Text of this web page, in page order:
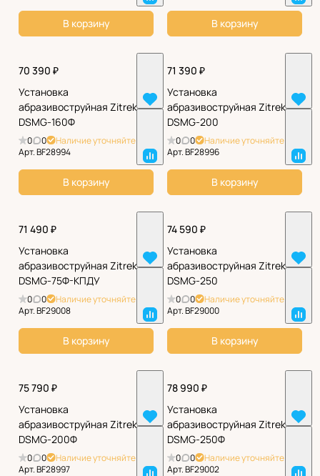
В корзину В корзину
70 390 ₽
Установка
абразивоструйная Zitrek
DSMG-160Ф
0 0
Наличие уточняйте
Арт.BF28994
В корзину
71 390 ₽
Установка
абразивоструйная Zitrek
DSMG-200
0 0
Наличие уточняйте
Арт.BF28996
В корзину
71 490 ₽
Установка
абразивоструйная Zitrek
DSMG-75Ф-КПДУ
0 0
Наличие уточняйте
Арт.BF29008
В корзину
74 590 ₽
Установка
абразивоструйная Zitrek
DSMG-250
0 0
Наличие уточняйте
Арт.BF29000
В корзину
75 790 ₽
Установка
абразивоструйная Zitrek
DSMG-200Ф
0 0
Наличие уточняйте
Арт.BF28997
78 990 ₽
Установка
абразивоструйная Zitrek
DSMG-250Ф
0 0
Наличие уточняйте
Арт.BF29002